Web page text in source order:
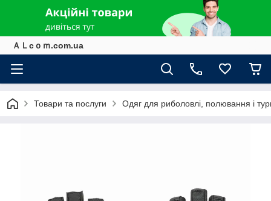
ＡＬcｏｍ.com.ua
Товари та послуги Одяг для риболовлі, полювання і